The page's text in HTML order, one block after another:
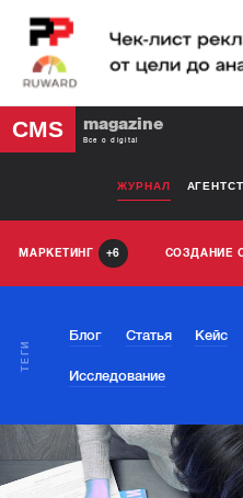
CMS magazine
Все о digital
ЖУРНАЛ
МАРКЕТИНГ 6 СОЗДАНИЕ
ТЕГИ
Блог Статья Кейс
Исследование